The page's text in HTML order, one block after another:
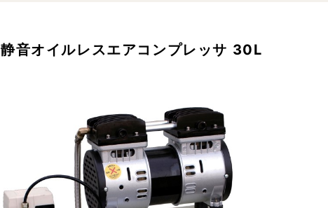
静音オイルレスエアコンプレッサ 30L